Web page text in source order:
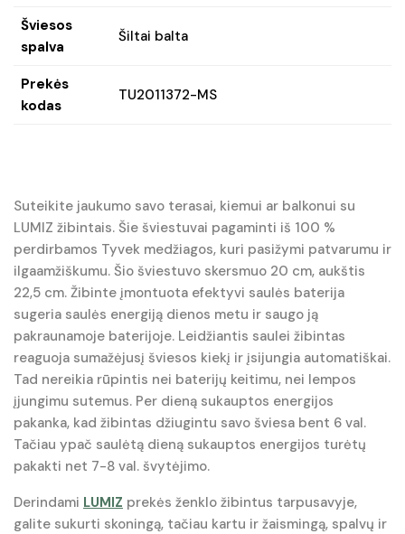
Šviesos
spalva
Šiltai balta
Prekės
kodas
TU2011372-MS
Suteikite jaukumo savo terasai, kiemui ar balkonui su
LUMIZ žibintais. Šie šviestuvai pagaminti iš 100 %
perdirbamos Tyvek medžiagos, kuri pasižymi patvarumu ir
ilgaamžiškumu. Šio šviestuvo skersmuo 20 cm, aukštis
22,5 cm. Žibinte įmontuota efektyvi saulės baterija
sugeria saulės energiją dienos metu ir saugo ją
pakraunamoje baterijoje. Leidžiantis saulei žibintas
reaguoja sumažėjusį šviesos kiekį ir įsijungia automatiškai.
Tad nereikia rūpintis nei baterijų keitimu, nei lempos
įjungimu sutemus. Per dieną sukauptos energijos
pakanka, kad žibintas džiugintu savo šviesa bent 6 val.
Tačiau ypač saulėtą dieną sukauptos energijos turėtų
pakakti net 7-8 val. švytėjimo.
Derindami LUMIZ prekės ženklo žibintus tarpusavyje,
galite sukurti skoningą, tačiau kartu ir žaismingą, spalvų ir